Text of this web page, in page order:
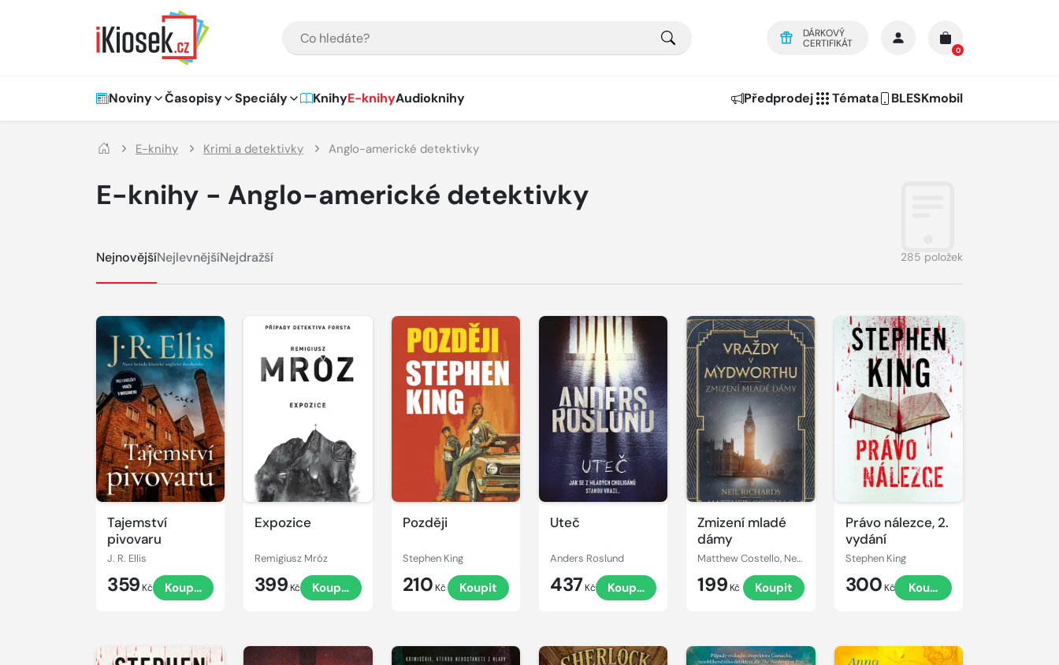
DÁRKOVÝ
CERTIFIKÁT
0
Hlavní navigace
Noviny Časopisy Speciály KnihyE-knihyAudioknihy Předprodej Témata BLESKmobil
E-knihy Krimi a detektivky Anglo-americké detektivky
E-knihy - Anglo-americké detektivky
NejnovějšíNejlevnějšíNejdražší 285 položek
Tajemství
pivovaru
J. R. Ellis
359 Kč Koupit
Expozice
Remigiusz Mróz
399 Kč Koupit
Později
Stephen King
210 Kč Koupit
Uteč
Anders Roslund
437 Kč Koupit
Zmizení mladé
dámy
Matthew Costello, Neil Richards
199 Kč Koupit
Právo nálezce, 2.
vydání
Stephen King
300 Kč Koupit